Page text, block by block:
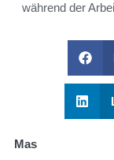
während der
Mas